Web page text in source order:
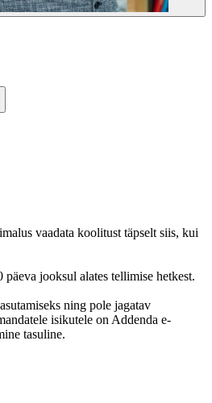
vaadata koolitust täpselt siis, kui
jooksul alates tellimise hetkest.
ning pole jagatav
isikutele on Addenda e-
tasuline.